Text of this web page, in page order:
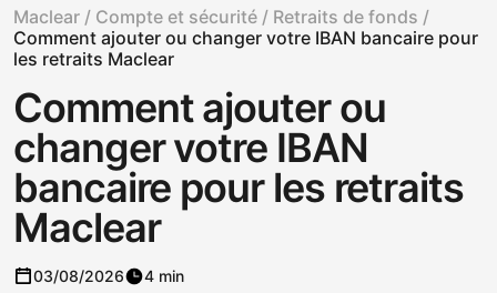
Maclear / Compte et sécurité / Retraits de fonds /
Comment ajouter ou changer votre IBAN bancaire pour
les retraits Maclear
Comment ajouter ou
changer votre IBAN
bancaire pour les retraits
Maclear
03/08/2026 4 min